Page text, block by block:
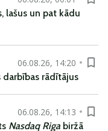
lašus un pat kādu
06.08.26, 14:20
rādītājus
06.08.26, 14:13
Nasdaq Riga biržā